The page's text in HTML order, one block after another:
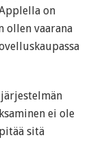
on
ollen vaarana
ei ole
sitä